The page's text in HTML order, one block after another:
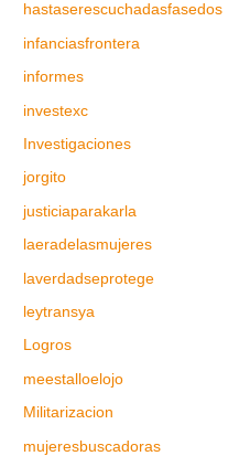
hastaserescuchadasfasedos
infanciasfrontera
informes
investexc
Investigaciones
jorgito
justiciaparakarla
laeradelasmujeres
laverdadseprotege
leytransya
Logros
meestalloelojo
Militarizacion
mujeresbuscadoras